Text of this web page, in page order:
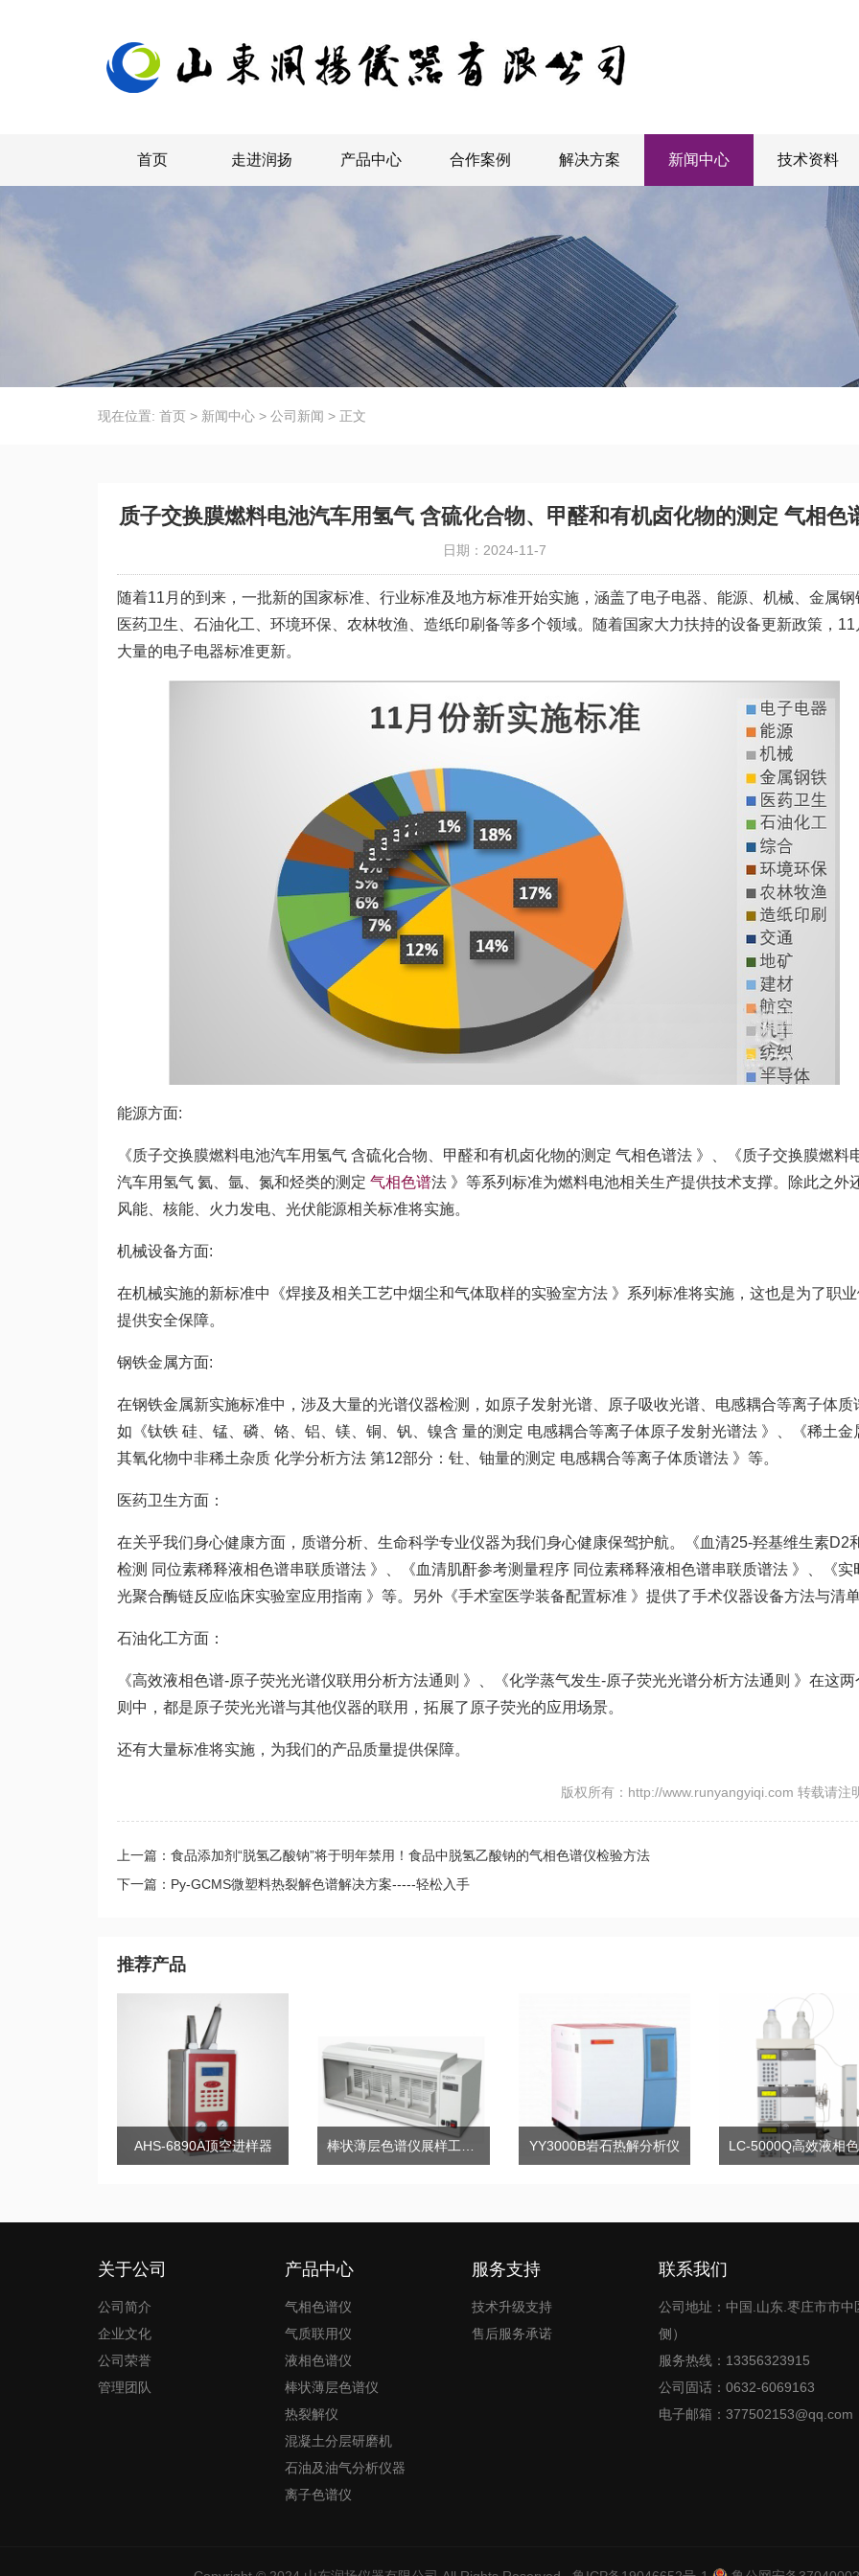
首页 走进润扬 产品中心 合作案例 解决方案 新闻中心 技术资料
现在位置: 首页 > 新闻中心 > 公司新闻 > 正文
质子交换膜燃料电池汽车用氢气 含硫化合物、甲醛和有机卤化物的测定 气相色
日期：2024-11-7
随着11月的到来，一批新的国家标准、行业标准及地方标准开始实施，涵盖了电子电器、能源、机械、金属钢
医药卫生、石油化工、环境环保、农林牧渔、造纸印刷备等多个领域。随着国家大力扶持的设备更新政策，11
大量的电子电器标准更新。
能源方面:
《质子交换膜燃料电池汽车用氢气 含硫化合物、甲醛和有机卤化物的测定 气相色谱法 》、《质子交换膜燃料
汽车用氢气 氦、氩、氮和烃类的测定 气相色谱法 》等系列标准为燃料电池相关生产提供技术支撑。除此之外
风能、核能、火力发电、光伏能源相关标准将实施。
机械设备方面:
在机械实施的新标准中《焊接及相关工艺中烟尘和气体取样的实验室方法 》系列标准将实施，这也是为了职
提供安全保障。
钢铁金属方面:
在钢铁金属新实施标准中，涉及大量的光谱仪器检测，如原子发射光谱、原子吸收光谱、电感耦合等离子体质
如《钛铁 硅、锰、磷、铬、铝、镁、铜、钒、镍含 量的测定 电感耦合等离子体原子发射光谱法 》、《稀土金
其氧化物中非稀土杂质 化学分析方法 第12部分：钍、铀量的测定 电感耦合等离子体质谱法 》等。
医药卫生方面：
在关乎我们身心健康方面，质谱分析、生命科学专业仪器为我们身心健康保驾护航。《血清25-羟基维生素D2
检测 同位素稀释液相色谱串联质谱法 》、《血清肌酐参考测量程序 同位素稀释液相色谱串联质谱法 》、《实
光聚合酶链反应临床实验室应用指南 》等。另外《手术室医学装备配置标准 》提供了手术仪器设备方法与清单
石油化工方面：
《高效液相色谱-原子荧光光谱仪联用分析方法通则 》、《化学蒸气发生-原子荧光光谱分析方法通则 》在这两
则中，都是原子荧光光谱与其他仪器的联用，拓展了原子荧光的应用场景。
还有大量标准将实施，为我们的产品质量提供保障。
版权所有：http://www.runyangyiqi.com 转载请注
上一篇：食品添加剂“脱氢乙酸钠”将于明年禁用！食品中脱氢乙酸钠的气相色谱仪检验方法
下一篇：Py-GCMS微塑料热裂解色谱解决方案-----轻松入手
推荐产品
AHS-6890A顶空进样器 棒状薄层色谱仪展样工作台 YY3000B岩石热解分析仪
关于公司
公司简介
企业文化
公司荣誉
管理团队
产品中心
气相色谱仪
气质联用仪
液相色谱仪
棒状薄层色谱仪
热裂解仪
混凝土分层研磨机
石油及油气分析仪器
离子色谱仪
服务支持
技术升级支持
售后服务承诺
联系我们
公司地址：中国.山东.枣庄市市
侧）
服务热线：13356323915
公司固话：0632-6069163
电子邮箱：377502153@qq.com